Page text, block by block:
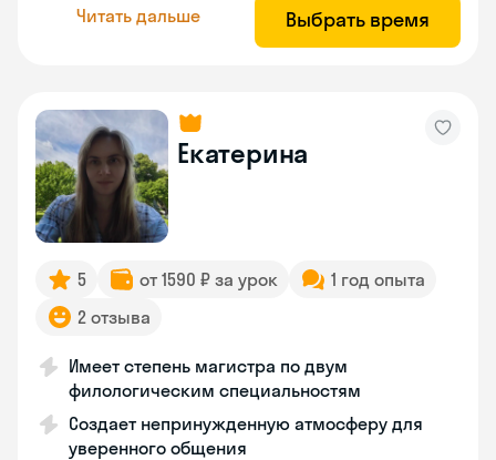
Читать дальше Выбрать время
Екатерина
5 от 1590 ₽ за урок
1 год опыта
2 отзыва
Имеет степень магистра по двум
филологическим специальностям
Создает непринужденную атмосферу для
уверенного общения